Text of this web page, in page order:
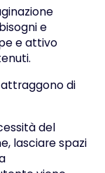
e
e attivo
di
del
lasciare spazi